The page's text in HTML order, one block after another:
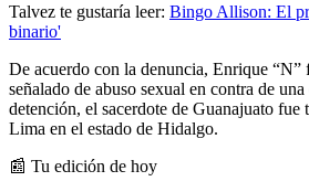
Talvez te gustaría leer: Bingo Allison: El
binario'
De acuerdo con la denuncia, Enrique “N”
señalado de abuso sexual en contra de
detención, el sacerdote de Guanajuato fue
Lima en el estado de Hidalgo.
📰 Tu edición de hoy